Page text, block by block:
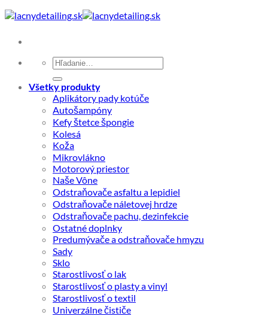
Skip
to
Hľadať:
Všetky produkty
Aplikátory pady kotúče
Autošampóny
Kefy štetce špongie
Kolesá
Koža
Mikrovlákno
Motorový priestor
Naše Vône
Odstraňovače asfaltu a lepidiel
Odstraňovače náletovej hrdze
Odstraňovače pachu, dezinfekcie
Ostatné doplnky
Predumývače a odstraňovače hmyzu
Sady
Sklo
Starostlivosť o lak
Starostlivosť o plasty a vinyl
Starostlivosť o textil
Univerzálne čističe